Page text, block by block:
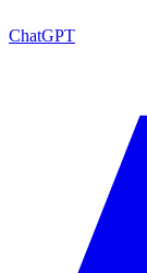
ChatGPT